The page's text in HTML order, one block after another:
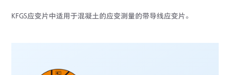
KFGS应变片中适用于混凝土的应变测量的带导线应变片。